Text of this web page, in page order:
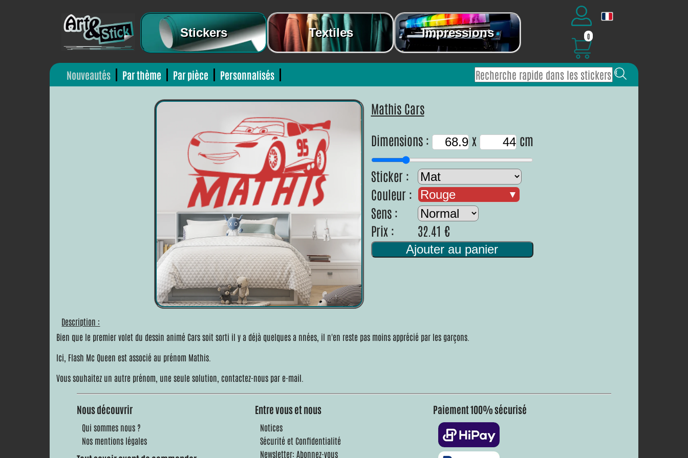
Stickers Textiles Impressions 0
Nouveautés Par thème Par pièce Personnalisés
Mathis Cars
Dimensions :
x cm
Sticker :
Couleur :
Rouge
Sens :
Prix :
32.41 €
Ajouter au panier
Description :
Bien que le premier volet du dessin animé Cars soit sorti il y a déjà quelques a nnées, il n'en reste pas moins apprécié par les garçons.
Ici, Flash Mc Queen est associé au prénom Mathis.
Vous souhaitez un autre prénom, une seule solution, contactez-nous par e-mail.
Nous découvrir
Qui sommes nous ?
Nos mentions légales
Entre vous et nous
Notices
Sécurité et Confidentialité
Newsletter: Abonnez-vous
Paiement 100% sécurisé